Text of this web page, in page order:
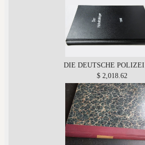
DIE DEUTSCHE POLIZEI
$ 2,018.62